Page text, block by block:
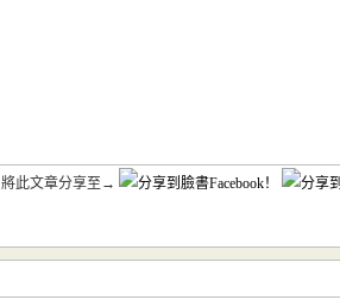
將此文章分享至→